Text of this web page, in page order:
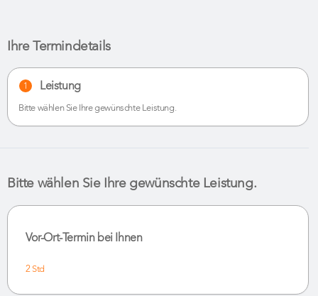
Bitte wählen Sie Ihre gewünschte Leistung.
Vor-Ort-Termin bei Ihnen
2 Std
Ihre Termindetails
1 Leistung
Bitte wählen Sie Ihre gewünschte Leistung.